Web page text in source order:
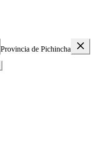
Provincia de Pichincha